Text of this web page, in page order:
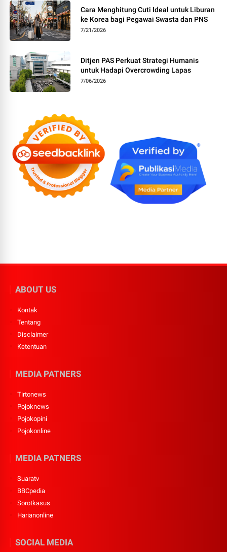
Cara Menghitung Cuti Ideal untuk Liburan
ke Korea bagi Pegawai Swasta dan PNS
7/21/2026
Ditjen PAS Perkuat Strategi Humanis
untuk Hadapi Overcrowding Lapas
7/06/2026
ABOUT US
Kontak
Tentang
Disclaimer
Ketentuan
MEDIA PATNERS
Tirtonews
Pojoknews
Pojokopini
Pojokonline
MEDIA PATNERS
Suaratv
BBCpedia
Sorotkasus
Harianonline
SOCIAL MEDIA